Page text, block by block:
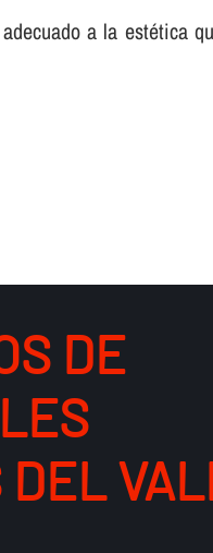
a la estética
DE
DEL